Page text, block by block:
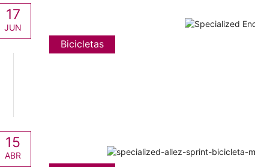
Bicicletas
17
JUN
15
ABR